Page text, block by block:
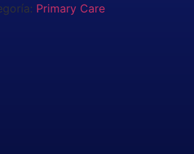
Primary Care